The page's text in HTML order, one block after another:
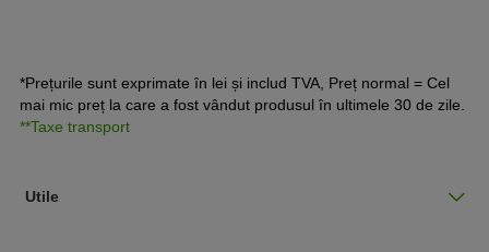
*Prețurile sunt exprimate în lei și includ TVA, Preț normal = Cel
mai mic preț la care a fost vândut produsul în ultimele 30 de zile.
**Taxe transport
Utile